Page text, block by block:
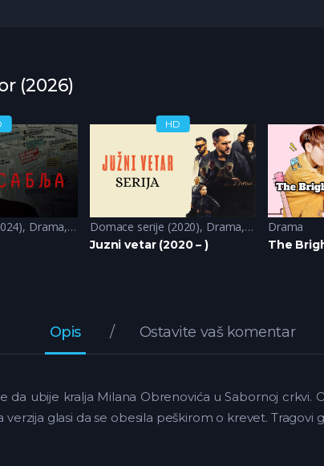
(2026)
, Drama, Krimi,Triler
HD
Domace serije (2020), Drama, Krimi,Triler
Juzni vetar (2020 – )
Drama
The
Opis Ostavite vaš komentar
da ubije kralja Milana Obrenovića u Sabornoj crkvi.
glasi da se obesila peškirom o krevet.